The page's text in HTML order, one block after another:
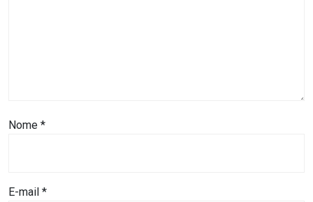
CÂMARA
NATAL
Nome *
E-mail *